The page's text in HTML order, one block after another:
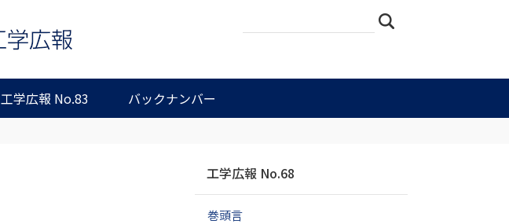
工学広報 No.83 バックナンバー
イ
検
細
ビ
ゲ
工学広報 No.68
巻頭言